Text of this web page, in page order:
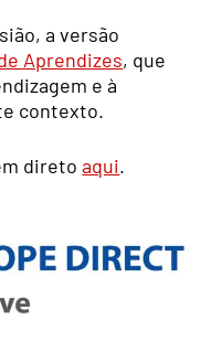
a versão
Aprendizes, que
e à
contexto.
diretoaqui.